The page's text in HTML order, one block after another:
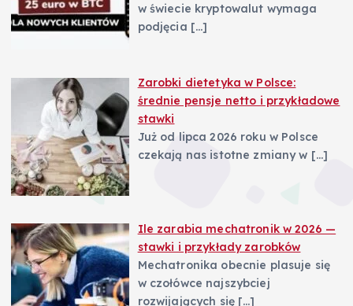
w świecie kryptowalut wymaga
podjęcia […]
Zarobki dietetyka w Polsce:
średnie pensje netto i przykładowe
stawki
Już od lipca 2026 roku w Polsce
czekają nas istotne zmiany w […]
Ile zarabia mechatronik w 2026 —
stawki i przykłady zarobków
Mechatronika obecnie plasuje się
w czołówce najszybciej
rozwijających się […]